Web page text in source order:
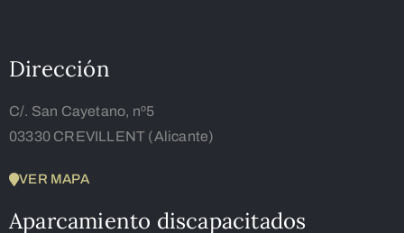
Dirección
C/. San Cayetano, nº5
03330 CREVILLENT (Alicante)
VER MAPA
Aparcamiento discapacitados